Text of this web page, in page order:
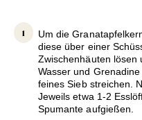
Um die
diese über einer
Zwischenhäuten lösen
Wasser und
feines Sieb streichen.
Jeweils etwa 1-2
Spumante aufgießen.